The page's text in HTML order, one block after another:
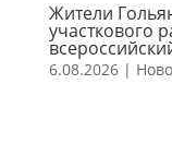
Жители
участкового
6.08.2026|